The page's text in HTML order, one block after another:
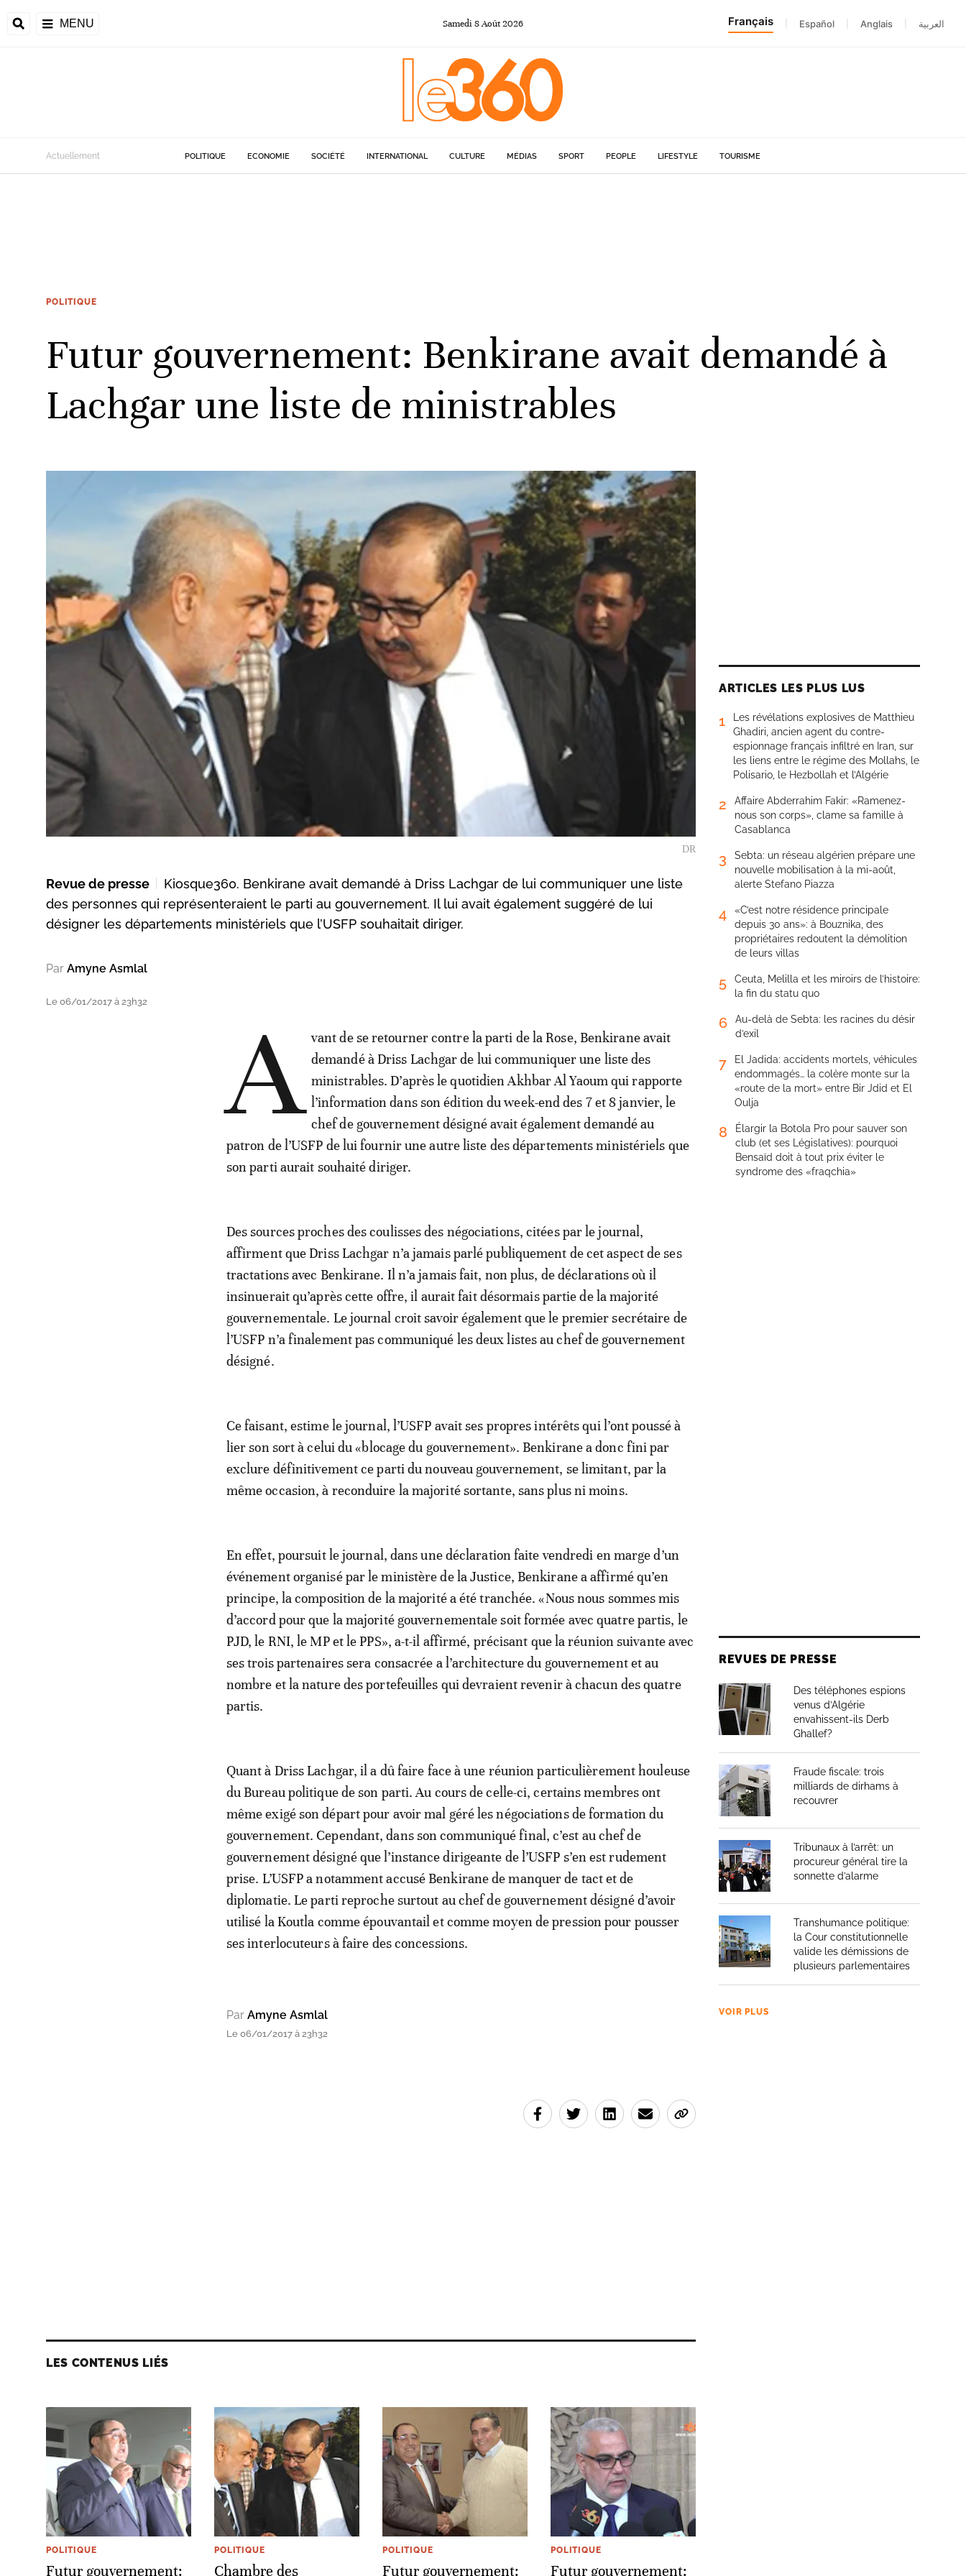
MENU Samedi 8Août2026 Français Español Anglais العربية
Actuellement POLITIQUE ECONOMIE SOCIÉTÉ INTERNATIONAL CULTURE MÉDIAS SPORT PEOPLE LIFESTYLE TOURISME
POLITIQUE
Futur gouvernement: Benkirane avait demandé à
Lachgar une liste de ministrables
DR
Revue de presse
Kiosque360. Benkirane avait demandé à Driss Lachgar de lui communiquer une liste
des personnes qui représenteraient le parti au gouvernement. Il lui avait également suggéré de lui
désigner les départements ministériels que l’USFP souhaitait diriger.
Par Amyne Asmlal
Le 06/01/2017 à 23h32 A vant de se retourner contre la parti de la Rose, Benkirane avait
demandé à Driss Lachgar de lui communiquer une liste des
ministrables. D’après le quotidien Akhbar Al Yaoum qui rapporte
l’information dans son édition du week-end des 7 et 8 janvier, le
chef de gouvernement désigné avait également demandé au
patron de l’USFP de lui fournir une autre liste des départements ministériels que
son parti aurait souhaité diriger.
Des sources proches des coulisses des négociations, citées par le journal,
affirment que Driss Lachgar n’a jamais parlé publiquement de cet aspect de ses
tractations avec Benkirane. Il n’a jamais fait, non plus, de déclarations où il
insinuerait qu’après cette offre, il aurait fait désormais partie de la majorité
gouvernementale. Le journal croit savoir également que le premier secrétaire de
l’USFP n’a finalement pas communiqué les deux listes au chef de gouvernement
désigné.
Ce faisant, estime le journal, l’USFP avait ses propres intérêts qui l’ont poussé à
lier son sort à celui du «blocage du gouvernement». Benkirane a donc fini par
exclure définitivement ce parti du nouveau gouvernement, se limitant, par la
même occasion, à reconduire la majorité sortante, sans plus ni moins.
En effet, poursuit le journal, dans une déclaration faite vendredi en marge d’un
événement organisé par le ministère de la Justice, Benkirane a affirmé qu’en
principe, la composition de la majorité a été tranchée. «Nous nous sommes mis
d’accord pour que la majorité gouvernementale soit formée avec quatre partis, le
PJD, le RNI, le MP et le PPS», a-t-il affirmé, précisant que la réunion suivante avec
ses trois partenaires sera consacrée a l’architecture du gouvernement et au
nombre et la nature des portefeuilles qui devraient revenir à chacun des quatre
partis.
Quant à Driss Lachgar, il a dû faire face à une réunion particulièrement houleuse
du Bureau politique de son parti. Au cours de celle-ci, certains membres ont
même exigé son départ pour avoir mal géré les négociations de formation du
gouvernement. Cependant, dans son communiqué final, c’est au chef de
gouvernement désigné que l’instance dirigeante de l’USFP s’en est rudement
prise. L’USFP a notamment accusé Benkirane de manquer de tact et de
diplomatie. Le parti reproche surtout au chef de gouvernement désigné d’avoir
utilisé la Koutla comme épouvantail et comme moyen de pression pour pousser
ses interlocuteurs à faire des concessions.
Par Amyne Asmlal
Le 06/01/2017 à 23h32
LES CONTENUS LIÉS
POLITIQUE
Futur gouvernement:
POLITIQUE
Chambre des
POLITIQUE
Futur gouvernement:
POLITIQUE
Futur gouvernement:
ARTICLES LES PLUS LUS
1
Les révélations explosives de Matthieu
Ghadiri, ancien agent du contre-
espionnage français infiltré en Iran, sur
les liens entre le régime des Mollahs, le
Polisario, le Hezbollah et l’Algérie
2
Affaire Abderrahim Fakir: «Ramenez-
nous son corps», clame sa famille à
Casablanca
3
Sebta: un réseau algérien prépare une
nouvelle mobilisation à la mi-août,
alerte Stefano Piazza
4
«C’est notre résidence principale
depuis 30 ans»: à Bouznika, des
propriétaires redoutent la démolition
de leurs villas
5
Ceuta, Melilla et les miroirs de l’histoire:
la fin du statu quo
6
Au-delà de Sebta: les racines du désir
d’exil
7
El Jadida: accidents mortels, véhicules
endommagés… la colère monte sur la
«route de la mort» entre Bir Jdid et El
Oulja
8
Élargir la Botola Pro pour sauver son
club (et ses Législatives): pourquoi
Bensaïd doit à tout prix éviter le
syndrome des «fraqchia»
REVUES DE PRESSE
Des téléphones espions
venus d’Algérie
envahissent-ils Derb
Ghallef?
Fraude fiscale: trois
milliards de dirhams à
recouvrer
Tribunaux à l’arrêt: un
procureur général tire la
sonnette d’alarme
Transhumance politique:
la Cour constitutionnelle
valide les démissions de
plusieurs parlementaires
VOIR PLUS